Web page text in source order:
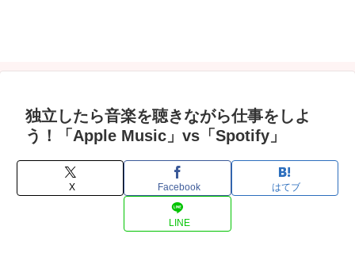
独立したら音楽を聴きながら仕事をしよ
う！「Apple Music」vs「Spotify」
X Facebook はてブ
LINE